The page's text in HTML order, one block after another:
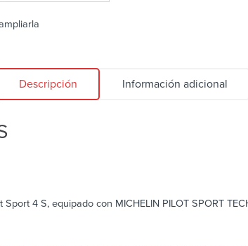
Descripción Información adicional
4 S, equipado con MICHELIN PILOT SPORT